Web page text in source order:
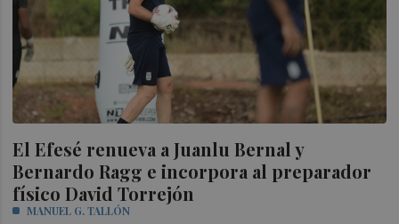
El Efesé renueva a Juanlu Bernal y
Bernardo Ragg e incorpora al preparador
físico David Torrejón
MANUEL G. TALLÓN